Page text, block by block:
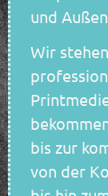
und
Wir
bis zur
von der